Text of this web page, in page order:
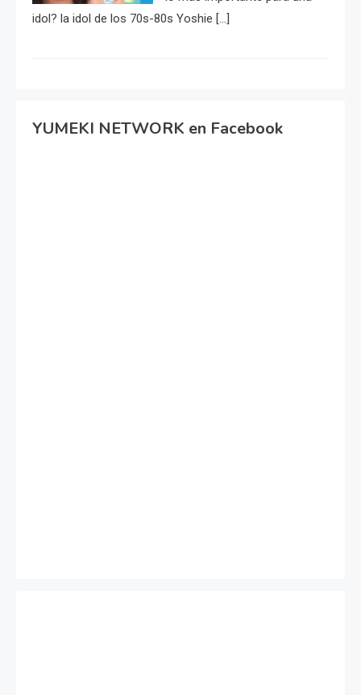
idol? la idol de los 70s-80s Yoshie […]
YUMEKI NETWORK en Facebook